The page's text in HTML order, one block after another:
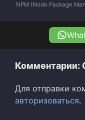
NPM (Node Package
Комментарии:
Для отправки
авторизоваться.